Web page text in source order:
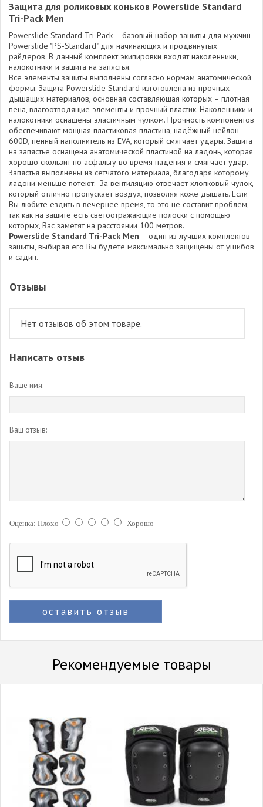
Защита для роликовых коньков Powerslide Standard
Tri-Pack Men
Powerslide Standard Tri-Pack – базовый набор защиты для мужчин
Powerslide "PS-Standard" для начинающих и продвинутых
райдеров. В данный комплект экипировки входят наколенники,
налокотники и защита на запястья.
Все элементы защиты выполнены согласно нормам анатомической
формы. Защита Powerslide Standard изготовлена из прочных
дышащих материалов, основная составляющая которых – плотная
пена, влагоотводящие элементы и прочный пластик. Наколенники и
налокотники оснащены эластичным чулком. Прочность компонентов
обеспечивают мощная пластиковая пластина, надёжный нейлон
600D, пенный наполнитель из EVA, который смягчает удары. Защита
на запястье оснащена анатомической пластиной на ладонь, которая
хорошо скользит по асфальту во время падения и смягчает удар.
Запястья выполнены из сетчатого материала, благодаря которому
ладони меньше потеют. За вентиляцию отвечает хлопковый чулок,
который отлично пропускает воздух, позволяя коже дышать. Если
Вы любите ездить в вечернее время, то это не составит проблем,
так как на защите есть светоотражающие полоски с помощью
которых, Вас заметят на расстоянии 100 метров.
Powerslide Standard Tri-Pack Men – один из лучших комплектов
защиты, выбирая его Вы будете максимально защищены от ушибов
и садин.
Отзывы
Нет отзывов об этом товаре.
Написать отзыв
Ваше имя:
Ваш отзыв:
Оценка: Плохо Хорошо
оставить отзыв
Рекомендуемые товары